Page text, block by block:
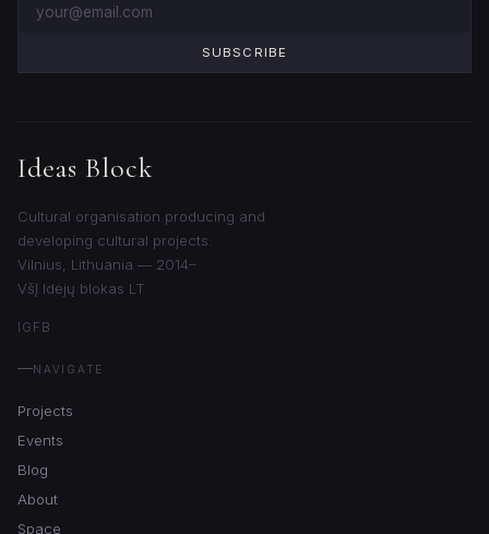
SUBSCRIBE
Ideas Block
Cultural organisation producing and
developing cultural projects.
Vilnius, Lithuania — 2014–
VšĮ Idėjų blokas LT
IG FB
NAVIGATE
Projects
Events
Blog
About
Space